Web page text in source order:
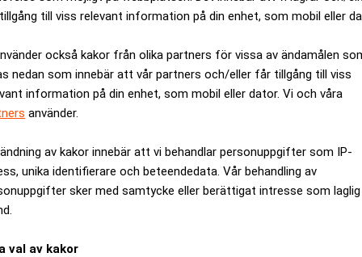
till viss relevant information på din enhet, som mobil eller
också kakor från olika partners för vissa av ändamålen
nedan som innebär att vår partners och/eller får tillgång till viss
information på din enhet, som mobil eller dator. Vi och våra
använder.
av kakor innebär att vi behandlar personuppgifter som IP-
unika identifierare och beteendedata. Vår behandling av
sker med samtycke eller berättigat intresse som laglig
val av kakor
Erhag ny